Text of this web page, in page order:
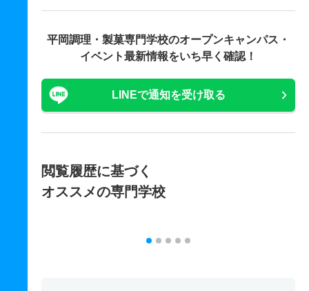
平岡調理・製菓専門学校のオープンキャンパス・
イベント最新情報をいち早く確認！
LINEで通知を受け取る
閲覧履歴に基づく
オススメの専門学校